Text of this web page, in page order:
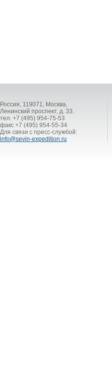
Россия, 119071, Москва,
Ленинский проспект, д. 33.
тел. +7 (495) 954-75-53
факс +7 (495) 954-55-34
Для связи с пресс-службой:
info@sevin-expedition.ru